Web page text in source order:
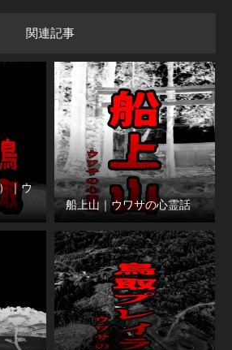
関連記事
｜ウ
船上山｜ウワサの心霊話